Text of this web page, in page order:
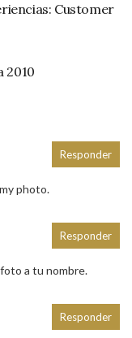
Customer
2010
photo.
Responder
a tu nombre.
Responder
Responder